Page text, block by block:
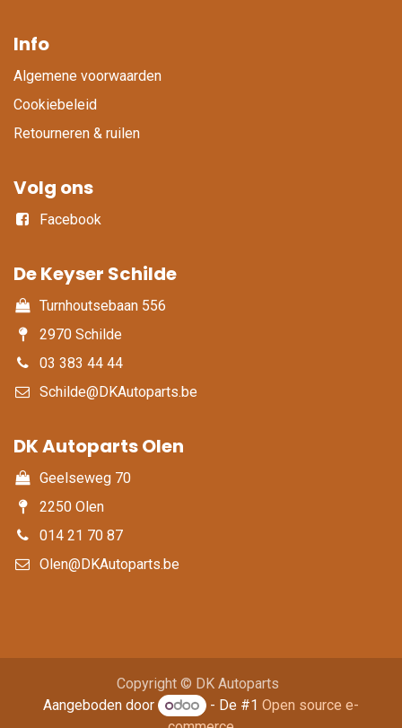
Info
Algemene voorwaarden
Cookiebeleid
Retourneren & ruilen
Volg ons
Facebook
De Keyser Schilde
Turnhoutsebaan 556
2970 Schilde
03 383 44 44
Schilde@DKAutoparts.be
DK Autoparts Olen​
Geelseweg 70
2250 Olen
014 21 70 87
Olen@DKAutoparts.be
Copyright © DK Autoparts
Aangeboden door
- De #1Open source e-